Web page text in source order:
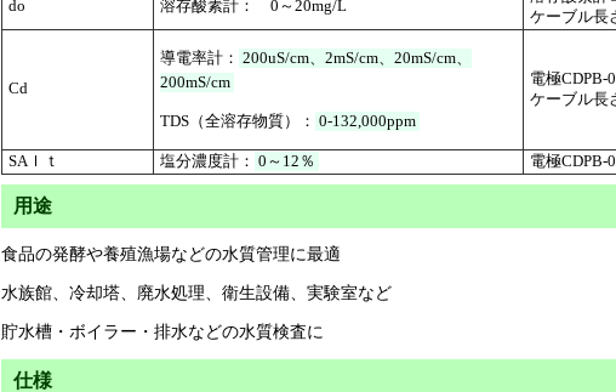
do
溶存酸素計： 0～20mg/L
ケーブル長
Cd
導電率計： 200uS/cm、2mS/cm、20mS/cm、
200mS/cm
TDS（全溶存物質）： 0-132,000ppm
電極CDPB-
ケーブル長
SAｌｔ 塩分濃度計： 0～12％ 電極CDPB-
用途
食品の発酵や養殖漁場などの水質管理に最適
水族館、冷却塔、廃水処理、衛生設備、実験室など
貯水槽・ボイラー・排水などの水質検査に
仕様